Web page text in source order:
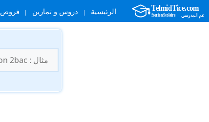
الرئيسية دروس و تمارين فروض
عن: